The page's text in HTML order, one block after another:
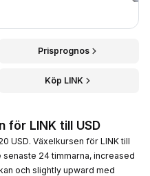
Prisprognos
Köp LINK
för LINK till USD
USD. Växelkursen för LINK till
24 timmarna, increased
och slightly upward med